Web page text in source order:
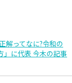
解ってなに?令和の
」に代表 今木の記事